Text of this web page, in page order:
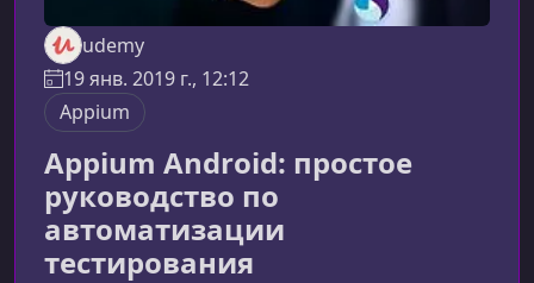
udemy
19 янв. 2019 г., 12:12
Appium
Appium Android: простое
руководство по
автоматизации
тестирования